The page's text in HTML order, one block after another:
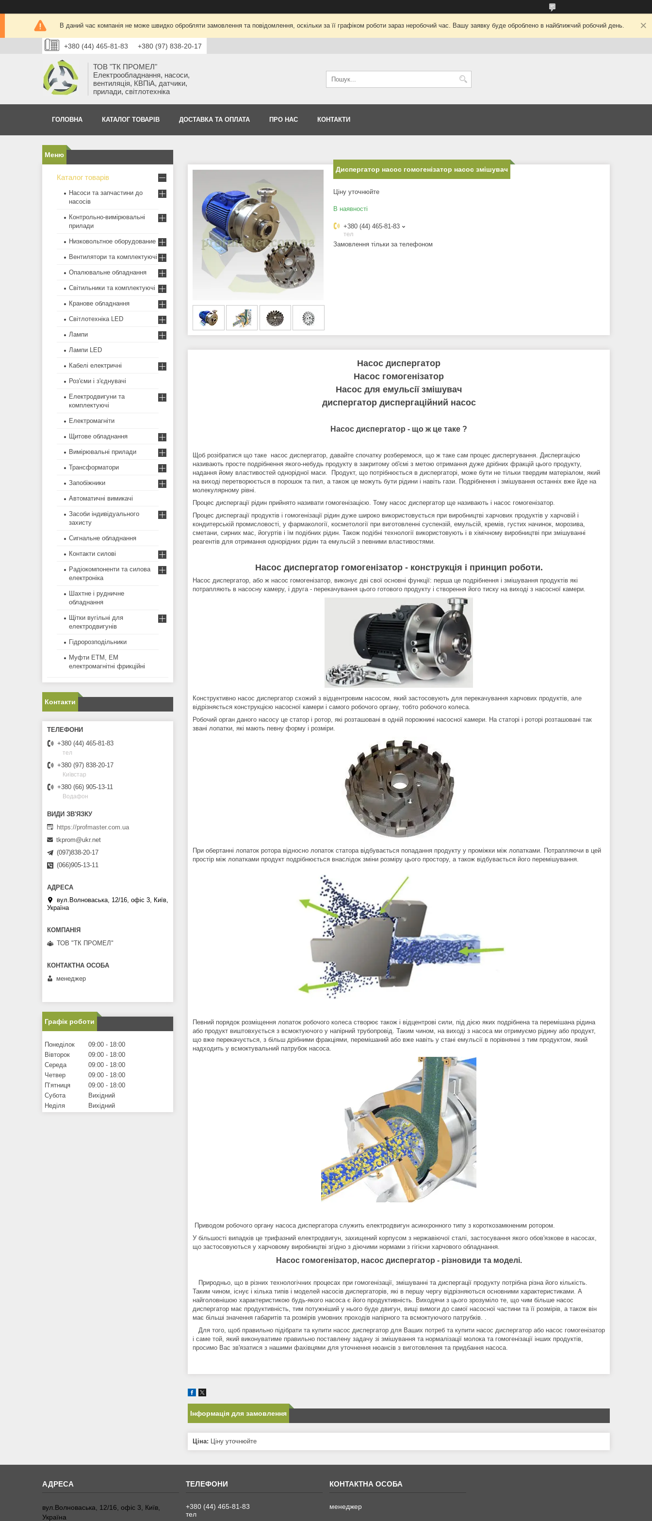
В даний час компанія не може швидко обробляти замовлення та повідомлення, оскільки за її графіком роботи зараз неробочий час. Вашу заявку буде оброблено в найближчий робочий день.
+380 (44) 465-81-83 +380 (97) 838-20-17
ТОВ "ТК ПРОМЕЛ"
Електрообладнання, насоси,
вентиляція, КВПіА, датчики,
прилади, світлотехніка
ГОЛОВНА КАТАЛОГ ТОВАРІВ ДОСТАВКА ТА ОПЛАТА ПРО НАС КОНТАКТИ
Диспергатор насос гомогенізатор насос змішувач
Ціну уточнюйте
В наявності
+380 (44) 465-81-83
тел
Замовлення тільки за телефоном
Насос диспергатор
Насос гомогенізатор
Насос для емульсії змішувач
диспергатор диспергаційний насос
Насос диспергатор - що ж це таке ?
Щоб розібратися що таке насос диспергатор, давайте спочатку розберемося, що ж таке сам процес диспергування. Диспергацією
називають просте подрібнення якого-небудь продукту в закритому об'ємі з метою отримання дуже дрібних фракцій цього продукту,
надання йому властивостей однорідної маси. Продукт, що потрібнюється в диспергаторі, може бути не тільки твердим матеріалом, який
на виході перетворюється в порошок та пил, а також це можуть бути рідини і навіть гази. Подрібнення і змішування останніх вже йде на
молекулярному рівні.
Процес диспергації рідин прийнято називати гомогенізацією. Тому насос диспергатор ще називають і насос гомогенізатор.
Процес диспергації продуктів і гомогенізації рідин дуже широко використовується при виробництві харчових продуктів у харчовій і
кондитерській промисловості, у фармакології, косметології при виготовленні суспензій, емульсій, кремів, густих начинок, морозива,
сметани, сирних мас, йогуртів і їм подібних рідин. Також подібні технології використовують і в хімічному виробництві при змішуванні
реагентів для отримання однорідних рідин та емульсій з певними властивостями.
Насос диспергатор гомогенізатор - конструкція і принцип роботи.
Насос диспергатор, або ж насос гомогенізатор, виконує дві свої основні функції: перша це подрібнення і змішування продуктів які
потрапляють в насосну камеру, і друга - перекачування цього готового продукту і створення його тиску на виході з насосної камери.
Конструктивно насос диспергатор схожий з відцентровим насосом, який застосовують для перекачування харчових продуктів, але
відрізняється конструкцією насосної камери і самого робочого органу, тобто робочого колеса.
Робочий орган даного насосу це статор і ротор, які розташовані в одній порожнині насосної камери. На статорі і роторі розташовані так
звані лопатки, які мають певну форму і розміри.
При обертанні лопаток ротора відносно лопаток статора відбувається попадання продукту у проміжки між лопатками. Потрапляючи в цей
простір між лопатками продукт подрібнюється внаслідок зміни розміру цього простору, а також відбувається його перемішування.
Певний порядок розміщення лопаток робочого колеса створює також і відцентрові сили, під дією яких подрібнена та перемішана рідина
або продукт виштовхується з всмоктуючого у напірний трубопровід. Таким чином, на виході з насоса ми отримуємо рідину або продукт,
що вже перекачується, з більш дрібними фракціями, перемішаний або вже навіть у стані емульсії в порівнянні з тим продуктом, який
надходить у всмоктувальний патрубок насоса.
Приводом робочого органу насоса диспергатора служить електродвигун асинхронного типу з короткозамкненим ротором.
У більшості випадків це трифазний електродвигун, захищений корпусом з нержавіючої сталі, застосування якого обов'язкове в насосах,
що застосовуються у харчовому виробництві згідно з діючими нормами з гігієни харчового обладнання.
Насос гомогенізатор, насос диспергатор - різновиди та моделі.
Природньо, що в різних технологічних процесах при гомогенізації, змішуванні та диспергації продукту потрібна різна його кількість.
Таким чином, існує і кілька типів і моделей насосів диспергаторів, які в першу чергу відрізняються основними характеристиками. А
найголовнішою характеристикою будь-якого насоса є його продуктивність. Виходячи з цього зрозуміло те, що чим більше насос
диспергатор має продуктивність, тим потужніший у нього буде двигун, вищі вимоги до самої насосної частини та її розмірів, а також він
має більші значення габаритів та розмірів умовних проходів напірного та всмоктуючого патрубків. .
Для того, щоб правильно підібрати та купити насос диспергатор для Ваших потреб та купити насос диспергатор або насос гомогенізатор
і саме той, який виконуватиме правильно поставлену задачу зі змішування та нормалізації молока та гомогенізації інших продуктів,
просимо Вас зв'язатися з нашими фахівцями для уточнення нюансів з виготовлення та придбання насоса.
Інформація для замовлення
Ціна: Ціну уточнюйте
Каталог товарів
Насоси та запчастини до
насосів
Контрольно-вимірювальні
прилади
Низковольтное оборудование
Вентилятори та комплектуючі
Опалювальне обладнання
Світильники та комплектуючі
Кранове обладнання
Світлотехніка LED
Лампи
Лампи LED
Кабелі електричні
Роз'єми і з'єднувачі
Електродвигуни та
комплектуючі
Електромагніти
Щитове обладнання
Вимірювальні прилади
Трансформатори
Запобіжники
Автоматичні вимикачі
Засоби індивідуального
захисту
Сигнальне обладнання
Контакти силові
Радіокомпоненти та силова
електроніка
Шахтне і рудничне
обладнання
Щітки вугільні для
електродвигунів
Гідророзподільники
Муфти ЕТМ, ЕМ
електромагнітні фрикційні
Контакти
+380 (44) 465-81-83
тел
+380 (97) 838-20-17
Київстар
+380 (66) 905-13-11
Водафон
https://profmaster.com.ua
tkprom@ukr.net
(097)838-20-17
(066)905-13-11
вул.Волноваська, 12/16, офіс 3, Київ,
Україна
ТОВ "ТК ПРОМЕЛ"
менеджер
Графік роботи
Понеділок 09:00
18:00
Вівторок
09:00
18:00
Середа
09:00
18:00
Четвер
09:00
18:00
Пʼятниця
09:00
18:00
Субота
Вихідний
Неділя
Вихідний
вул.Волноваська, 12/16, офіс 3, Київ,
Україна
+380 (44) 465-81-83
тел
менеджер